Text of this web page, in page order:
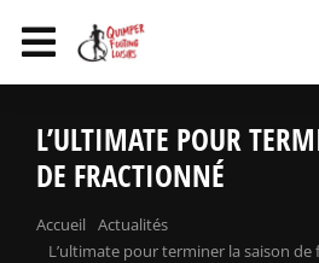
L’ULTIMATE POUR
DE FRACTIONNÉ
Vous êtes ici :
Accueil
Actualités
L’ultimate pour terminer la saison